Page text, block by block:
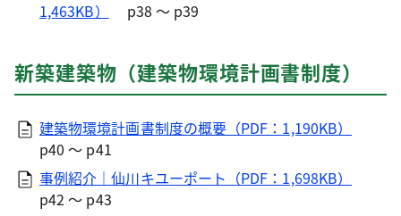
1,463KB） p38 ～ p39
新築建築物（建築物環境計画書制度）
建築物環境計画書制度の概要（PDF：1,190KB）
p40 ～ p41
事例紹介｜仙川キユーポート（PDF：1,698KB）
p42 ～ p43